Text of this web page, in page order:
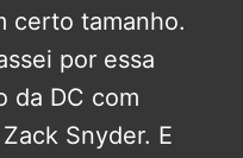
certo tamanho.
por essa
da DC com
Snyder. E